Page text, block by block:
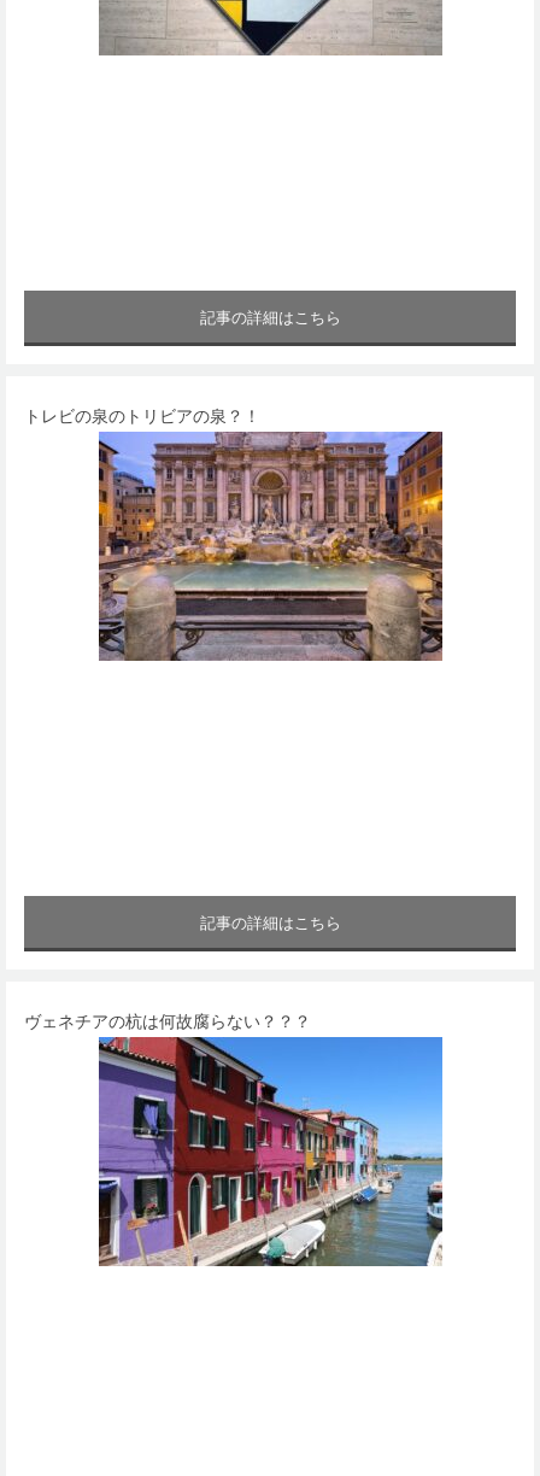
記事の詳細はこちら
トレビの泉のトリビアの泉？！
記事の詳細はこちら
ヴェネチアの杭は何故腐らない？？？